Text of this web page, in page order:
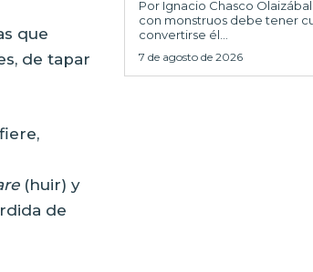
que
de tapar
(huir) y
de
Por Ignacio Chasco
con monstruos debe tener
convertirse él...
7 de agosto de 2026